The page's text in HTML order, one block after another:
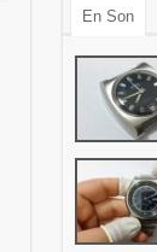
En Son